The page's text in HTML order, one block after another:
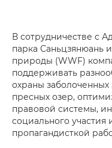
В сотрудничестве с
парка
природы (WWF)
поддерживать
охраны
пресных озер,
правовой системы,
социального
пропагандисткой